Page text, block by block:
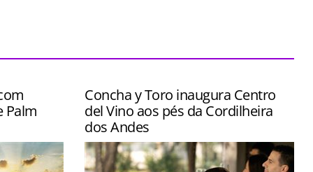
Palm
Concha y Toro inaugura Centro
del Vino aos pés da Cordilheira
dos Andes